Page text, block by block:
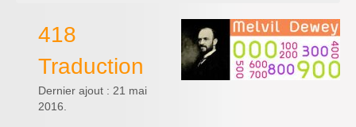
Qui sommes-nous ?
418
Traduction
Dernier ajout : 21 mai
2016.